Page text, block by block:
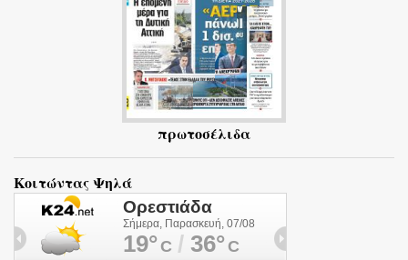
πρωτοσέλιδα
Κοιτώντας Ψηλά